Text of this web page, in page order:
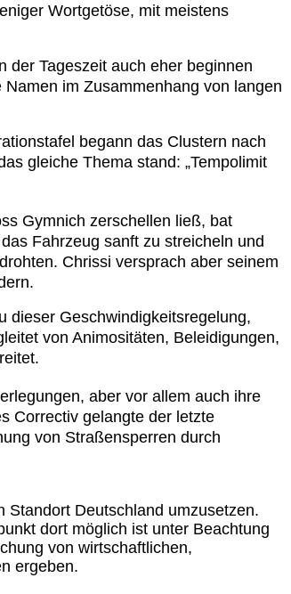
Wortgetöse, mit meistens
der Tageszeit auch eher beginnen
im Zusammenhang von langen
begann das Clustern nach
gleiche Thema stand: „Tempolimit
Gymnich zerschellen ließ, bat
Fahrzeug sanft zu streicheln und
Chrissi versprach aber seinem
dieser Geschwindigkeitsregelung,
von Animositäten, Beleidigungen,
aber vor allem auch ihre
Correctiv gelangte der letzte
von Straßensperren durch
Standort Deutschland umzusetzen.
dort möglich ist unter Beachtung
von wirtschaftlichen,
ergeben.